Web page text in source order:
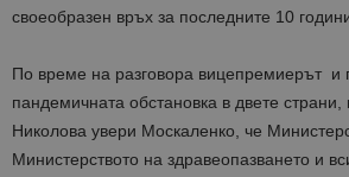
своеобразен връх за последните 10
По време на разговора вицепремиерът и
пандемичната обстановка в двете страни,
Николова увери Москаленко, че
Министерството на здравеопазването и